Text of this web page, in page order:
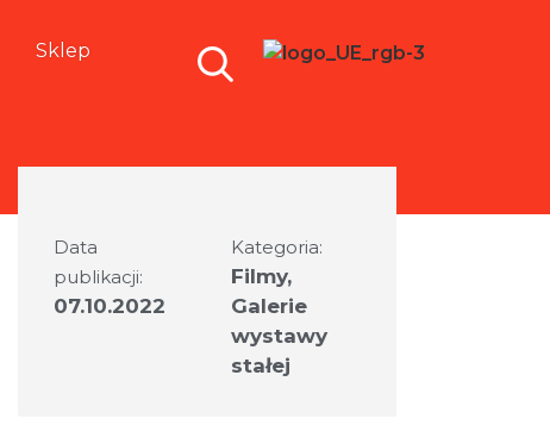
Sklep
Data
publikacji:
07.10.2022
Kategoria:
Filmy,
Galerie
wystawy
stałej